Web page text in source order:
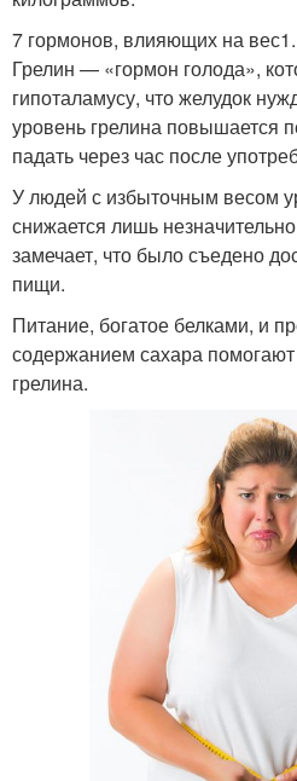
7 гормонов, влияющих на
Грелин — «гормон голода»,
гипоталамусу, что желудок
уровень грелина повышается
падать через час после
У людей с избыточным весом
снижается лишь
замечает, что было съедено
пищи.
Питание, богатое белками, и
содержанием сахара
грелина.